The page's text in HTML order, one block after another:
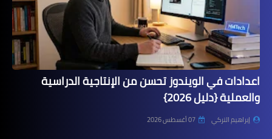
اعدادات في الويندوز تحسن من الإنتاجية الدراسية
والعملية {دليل 2026}
إبراهيم التركي 07 أغسطس 2026